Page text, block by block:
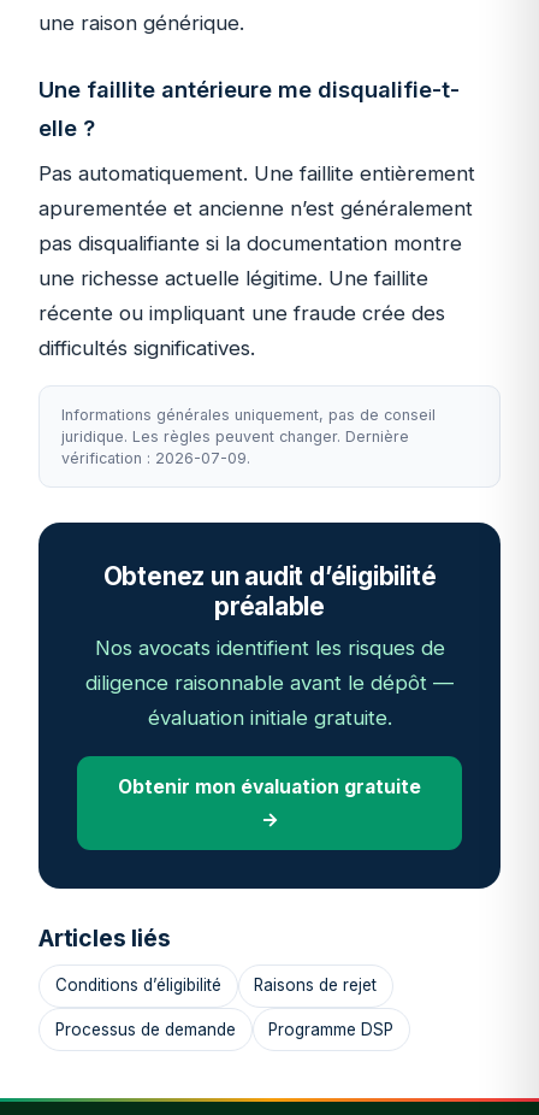
une raison générique.
Une faillite antérieure me disqualifie-t-
elle ?
Pas automatiquement. Une faillite entièrement
apurementée et ancienne n’est généralement
pas disqualifiante si la documentation montre
une richesse actuelle légitime. Une faillite
récente ou impliquant une fraude crée des
difficultés significatives.
Informations générales uniquement, pas de conseil
juridique. Les règles peuvent changer. Dernière
vérification : 2026-07-09.
Obtenez un audit d’éligibilité
préalable
Nos avocats identifient les risques de
diligence raisonnable avant le dépôt —
évaluation initiale gratuite.
Obtenir mon évaluation gratuite
→
Articles liés
Conditions d’éligibilité Raisons de rejet
Processus de demande Programme DSP